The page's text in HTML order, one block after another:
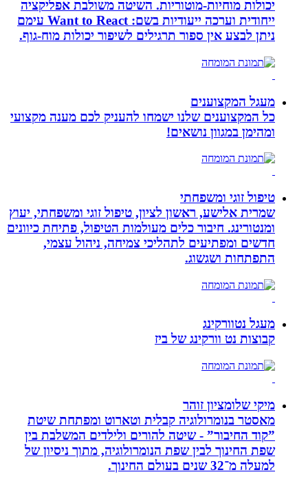
יכולות מוחיות-מוטוריות. השיטה משולבת אפליקציה
ייחודית וערכה ייעודיות בשם: Want to React עימם
ניתן לבצע אין ספור תרגילים לשיפור יכולות מוח-גוף.
מעגל המקצוענים
כל המקצוענים שלנו ישמחו להעניק לכם מענה מקצועי
ומהימן במגוון נושאים!
טיפול זוגי ומשפחתי
שמרית אלישע, ראשון לציון, טיפול זוגי ומשפחתי, יעוץ
ומנטורינג. חיבור כלים מעולמות הטיפול, פתיחת כיוונים
חדשים ומפתיעים לתהליכי צמיחה, ניהול עצמי,
התפתחות ושגשוג.
מעגל נטוורקינג
קבוצות נט וורקינג של ביז
מיקי שלומציון זוהר
מאסטר בנומרולוגיה קבלית וטארוט ומפתחת שיטת
”קוד החיבור” - שיטה להורים ולילדים המשלבת בין
שפת החינוך לבין שפת הנומרולוגיה, מתוך ניסיון של
למעלה מ־32 שנים בעולם החינוך.